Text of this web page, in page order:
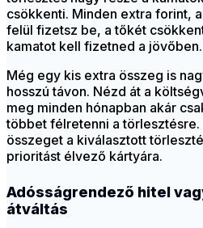
csökkenti. Minden extra forint,
felül fizetsz be, a tőkét
kamatot kell fizetned a
Még egy kis extra összeg is
hosszú távon. Nézd át a
meg minden hónapban akár
többet félretenni a törlesztésre.
összeget a kiválasztott
prioritást élvező kártyára.
Adósságrendező hitel
átváltás